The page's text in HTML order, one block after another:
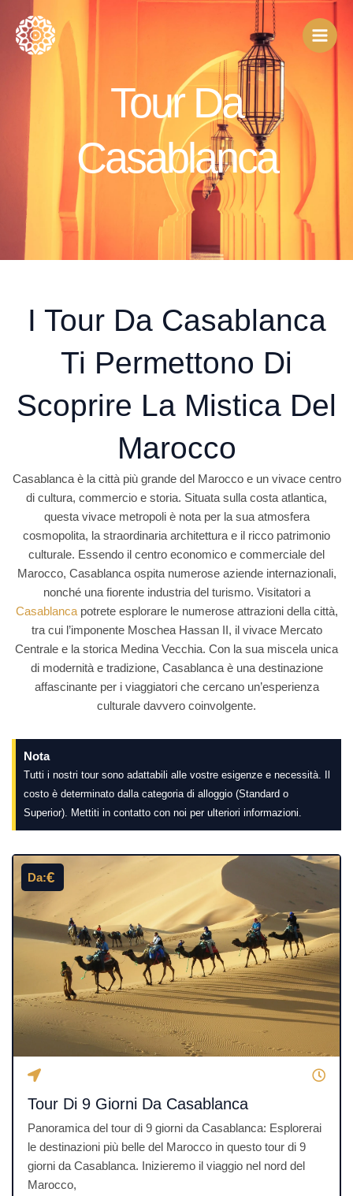
contenuto
Tour Da
Casablanca
I Tour Da Casablanca
Ti Permettono Di
Scoprire La Mistica Del
Marocco
Casablanca è la città più grande del Marocco e un vivace centro
di cultura, commercio e storia. Situata sulla costa atlantica,
questa vivace metropoli è nota per la sua atmosfera
cosmopolita, la straordinaria architettura e il ricco patrimonio
culturale. Essendo il centro economico e commerciale del
Marocco, Casablanca ospita numerose aziende internazionali,
nonché una fiorente industria del turismo. Visitatori a
Casablancapotrete esplorare le numerose attrazioni della città,
tra cui l’imponente Moschea Hassan II, il vivace Mercato
Centrale e la storica Medina Vecchia. Con la sua miscela unica
di modernità e tradizione, Casablanca è una destinazione
affascinante per i viaggiatori che cercano un’esperienza
culturale davvero coinvolgente.
Nota
Tutti i nostri tour sono adattabili alle vostre esigenze e necessità. Il
costo è determinato dalla categoria di alloggio (Standard o
Superior). Mettiti in contatto con noi per ulteriori informazioni.
Da:€
Tour Di 9 Giorni Da Casablanca
Panoramica del tour di 9 giorni da Casablanca: Esplorerai
le destinazioni più belle del Marocco in questo tour di 9
giorni da Casablanca. Inizieremo il viaggio nel nord del
Marocco,